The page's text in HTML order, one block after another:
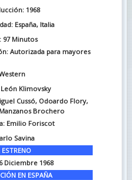
1968
España, Italia
97 Minutos
Autorizada para mayores
Klimovsky
Cussó, Odoardo Flory,
Brochero
Emilio Foriscot
Savina
ESTRENO
Diciembre 1968
EN ESPAÑA